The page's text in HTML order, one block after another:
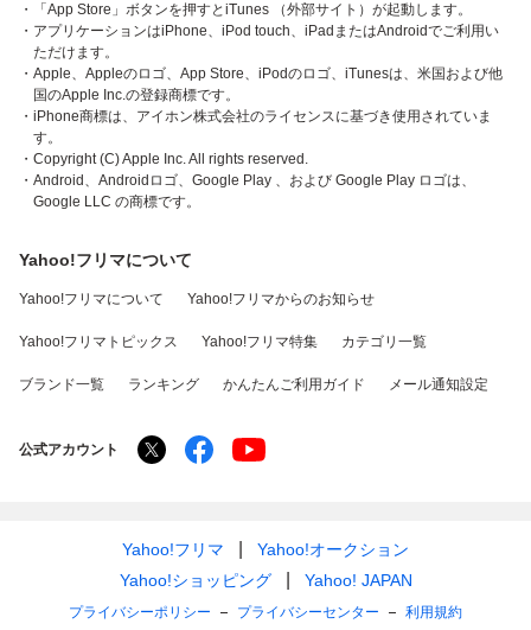
・「App Store」ボタンを押すとiTunes （外部サイト）が起動します。
・アプリケーションはiPhone、iPod touch、iPadまたはAndroidでご利用い
ただけます。
・Apple、Appleのロゴ、App Store、iPodのロゴ、iTunesは、米国および他
国のApple Inc.の登録商標です。
・iPhone商標は、アイホン株式会社のライセンスに基づき使用されていま
す。
・Copyright (C) Apple Inc. All rights reserved.
・Android、Androidロゴ、Google Play 、および Google Play ロゴは、
Google LLC の商標です。
Yahoo!フリマについて
Yahoo!フリマについて Yahoo!フリマからのお知らせ
Yahoo!フリマトピックス Yahoo!フリマ特集 カテゴリ一覧
ブランド一覧 ランキング かんたんご利用ガイド メール通知設定
公式アカウント
Yahoo!フリマ
Yahoo!オークション
Yahoo!ショッピング
Yahoo! JAPAN
プライバシーポリシー プライバシーセンター 利用規約